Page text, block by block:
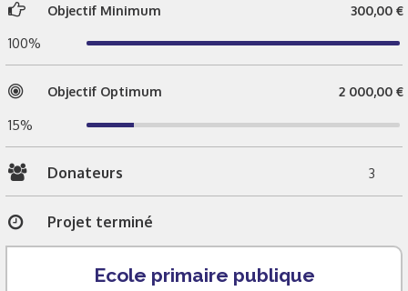
Objectif Minimum 300,00 €
100%
Objectif Optimum 2 000,00 €
15%
Donateurs 3
Projet terminé
Ecole primaire publique